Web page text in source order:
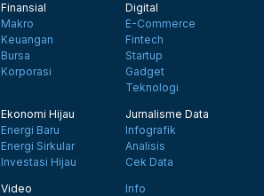
Finansial
Makro
Keuangan
Bursa
Korporasi
Digital
E-Commerce
Fintech
Startup
Gadget
Teknologi
Ekonomi Hijau
Energi Baru
Energi Sirkular
Investasi Hijau
Jurnalisme Data
Infografik
Analisis
Cek Data
Video
Info